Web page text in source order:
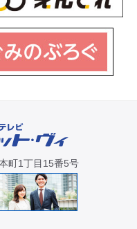
町1丁目15番5号